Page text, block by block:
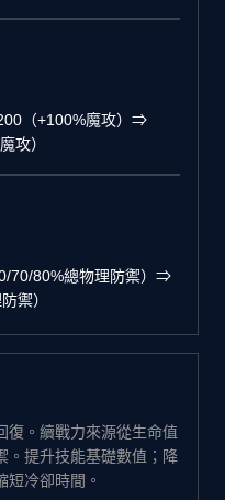
（+100%魔攻）⇒
攻）
70/80%總物理防禦）⇒
禦）
復。續戰力來源從生命值
。提升技能基礎數值；降
短冷卻時間。